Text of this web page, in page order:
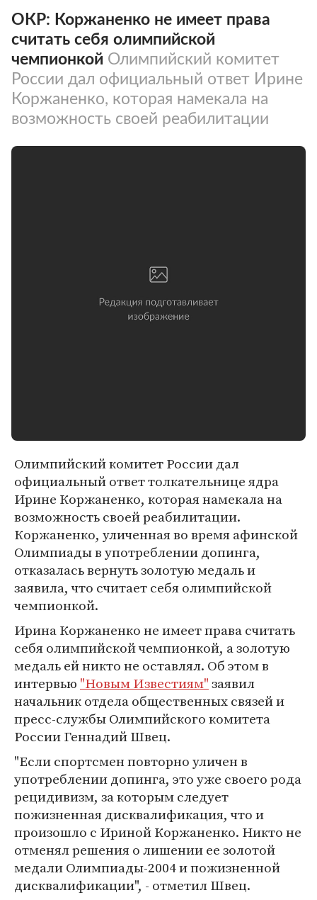
ОКР: Коржаненко не имеет права
считать себя олимпийской
чемпионкой Олимпийский комитет
России дал официальный ответ Ирине
Коржаненко, которая намекала на
возможность своей реабилитации
Олимпийский комитет России дал
официальный ответ толкательнице ядра
Ирине Коржаненко, которая намекала на
возможность своей реабилитации.
Коржаненко, уличенная во время афинской
Олимпиады в употреблении допинга,
отказалась вернуть золотую медаль и
заявила, что считает себя олимпийской
чемпионкой.
Ирина Коржаненко не имеет права считать
себя олимпийской чемпионкой, а золотую
медаль ей никто не оставлял. Об этом в
интервью "Новым Известиям"заявил
начальник отдела общественных связей и
пресс-службы Олимпийского комитета
России Геннадий Швец.
"Если спортсмен повторно уличен в
употреблении допинга, это уже своего рода
рецидивизм, за которым следует
пожизненная дисквалификация, что и
произошло с Ириной Коржаненко. Никто не
отменял решения о лишении ее золотой
медали Олимпиады-2004 и пожизненной
дисквалификации", - отметил Швец.